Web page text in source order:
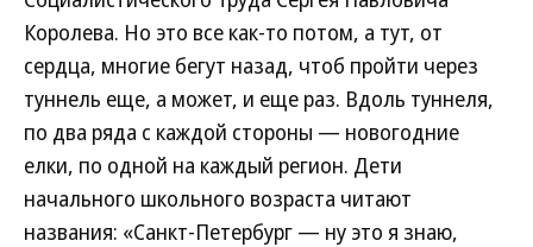
Королева. Но это все как-то потом, а тут, от
сердца, многие бегут назад, чтоб пройти через
туннель еще, а может, и еще раз. Вдоль туннеля,
по два ряда с каждой стороны — новогодние
елки, по одной на каждый регион. Дети
начального школьного возраста читают
названия: «Санкт-Петербург — ну это я знаю,